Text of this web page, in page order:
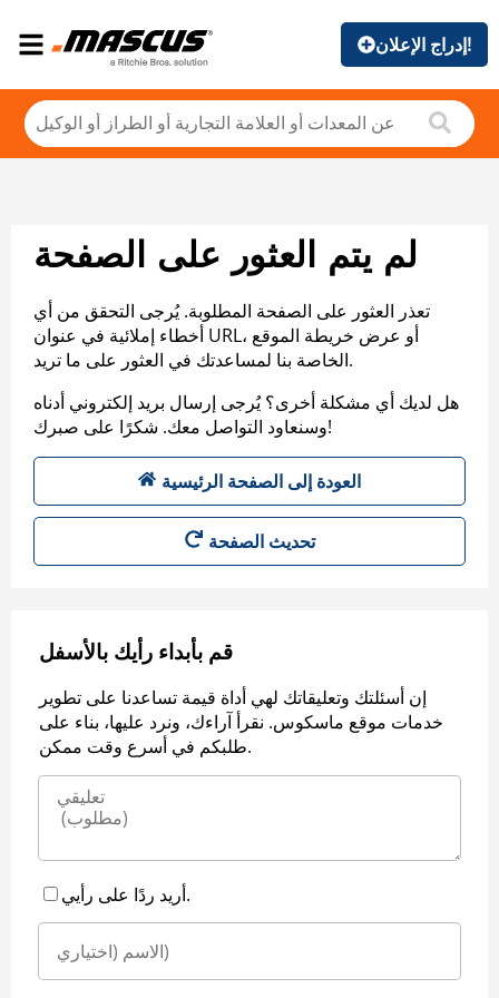
إدراج الإعلان!
لم يتم العثور على الصفحة
تعذر العثور على الصفحة المطلوبة. يُرجى التحقق من أي
أخطاء إملائية في عنوان URL، أو عرض خريطة الموقع
الخاصة بنا لمساعدتك في العثور على ما تريد.
هل لديك أي مشكلة أخرى؟ يُرجى إرسال بريد إلكتروني أدناه
وسنعاود التواصل معك. شكرًا على صبرك!
العودة إلى الصفحة الرئيسية
تحديث الصفحة
قم بأبداء رأيك بالأسفل
إن أسئلتك وتعليقاتك لهي أداة قيمة تساعدنا على تطوير
خدمات موقع ماسكوس. نقرأ آراءك، ونرد عليها، بناء على
طلبكم في أسرع وقت ممكن.
أريد ردًا على رأيي.